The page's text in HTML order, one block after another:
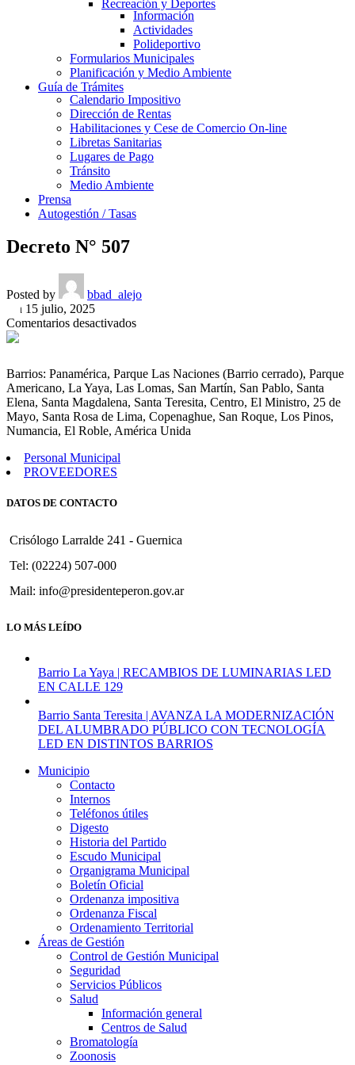
Recreación y Deportes
Información
Actividades
Polideportivo
Formularios Municipales
Planificación y Medio Ambiente
Guía de Trámites
Calendario Impositivo
Dirección de Rentas
Habilitaciones y Cese de Comercio On-line
Libretas Sanitarias
Lugares de Pago
Tránsito
Medio Ambiente
Prensa
Autogestión / Tasas
Decreto N° 507
Posted by
bbad_alejo
On 15 julio, 2025
Comentarios desactivadosen
Barrios: Panamérica, Parque Las Naciones (Barrio cerrado), Parque
Americano, La Yaya, Las Lomas, San Martín, San Pablo, Santa
Elena, Santa Magdalena, Santa Teresita, Centro, El Ministro, 25 de
Mayo, Santa Rosa de Lima, Copenaghue, San Roque, Los Pinos,
Numancia, El Roble, América Unida
Personal Municipal
PROVEEDORES
DATOS DE CONTACTO
Crisólogo Larralde 241 - Guernica
Tel: (02224) 507-000
Mail: info@presidenteperon.gov.ar
LO MÁS LEÍDO
Barrio La Yaya | RECAMBIOS DE LUMINARIAS LED
EN CALLE 129
Barrio Santa Teresita | AVANZA LA MODERNIZACIÓN
DEL ALUMBRADO PÚBLICO CON TECNOLOGÍA
LED EN DISTINTOS BARRIOS
Municipio
Contacto
Internos
Teléfonos útiles
Digesto
Historia del Partido
Escudo Municipal
Organigrama Municipal
Boletín Oficial
Ordenanza impositiva
Ordenanza Fiscal
Ordenamiento Territorial
Áreas de Gestión
Control de Gestión Municipal
Seguridad
Servicios Públicos
Salud
Información general
Centros de Salud
Bromatología
Zoonosis